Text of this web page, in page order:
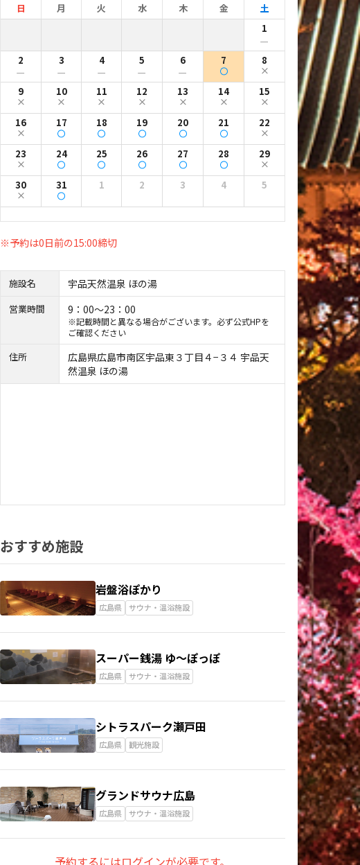
日 月 火 水 木 金
土
1
ー
2 3 4 5 6 7 8
ー ー ー ー ー
9 10 11 12 13 14 15
16 17 18 19 20 21 22
23 24 25 26 27 28 29
30 31 1 2 3 4 5
※予約は0日前の15:00締切
施設名 宇品天然温泉 ほの湯
営業時間 9：00～23：00
※記載時間と異なる場合がございます。必ず公式HPを
ご確認ください
住所
広島県広島市南区宇品東３丁目４−３４ 宇品天
然温泉 ほの湯
おすすめ施設
岩盤浴ぽかり
広島県 サウナ・温浴施設
スーパー銭湯 ゆ～ぽっぽ
広島県 サウナ・温浴施設
シトラスパーク瀬戸田
広島県 観光施設
グランドサウナ広島
広島県 サウナ・温浴施設
予約するにはログインが必要です。